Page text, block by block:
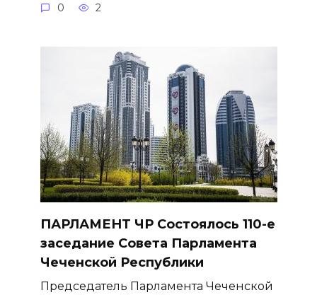
0 2
ПАРЛАМЕНТ ЧР Состоялось 110-е
заседание Совета Парламента
Чеченской Республики
Председатель Парламента Чеченской